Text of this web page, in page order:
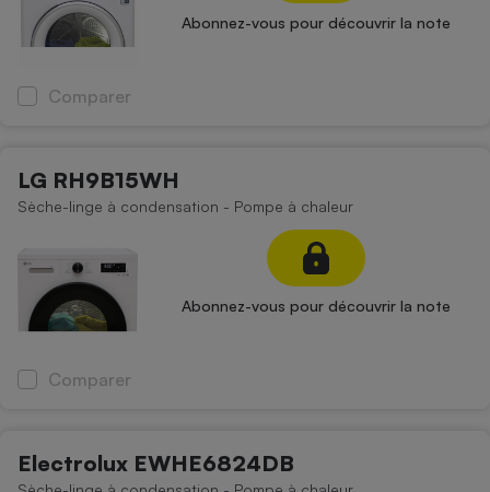
Abonnez-vous pour découvrir la note
Comparer
LG RH9B15WH
Sèche-linge à condensation - Pompe à chaleur
Abonnez-vous pour découvrir la note
Comparer
Electrolux EWHE6824DB